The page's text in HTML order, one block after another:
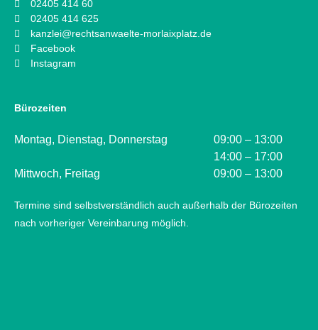
02405 414 60
02405 414 625
kanzlei@rechtsanwaelte-morlaixplatz.de
Facebook
Instagram
Bürozeiten
Montag, Dienstag, Donnerstag
09:00 – 13:00
14:00 – 17:00
Mittwoch, Freitag
09:00 – 13:00
Termine sind selbstverständlich auch außerhalb der Bürozeiten
nach vorheriger Vereinbarung möglich.